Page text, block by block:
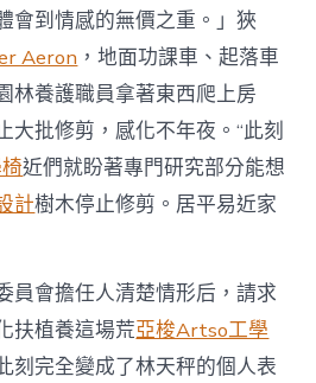
會到情感的無價之重。」狹
Aeron ，地面功課車、起落車
林養護職員拿著東西爬上房
大批修剪，感化不年夜。“此刻
近們就盼著專門研究部分能想
計樹木停止修剪。居平易近家
員會擔任人清楚情形后，請求
扶植養這場荒亞梭Artso工學
刻完全變成了林天秤的個人表